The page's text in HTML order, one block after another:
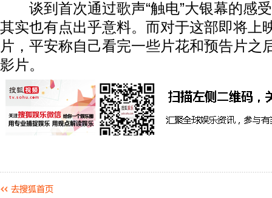
谈到首次通过歌声“触电”大银幕的感
其实也有点出乎意料。而对于这部即将上
片，平安称自己看完一些片花和预告片之
影片。